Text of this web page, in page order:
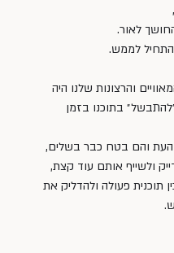
לאור.
לממש.
והרצונות שלנו היה
בתוכנו בזמן
העת והם בטח כבר בשלים,
ולשייף אותם עוד קצת,
תוכנית פעולה ולהדליק את